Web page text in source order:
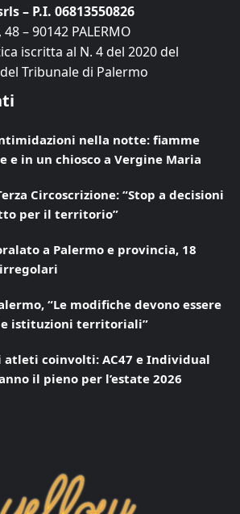
– P.I. 06813550826
– 90142 PALERMO
iscritta al N. 4 del 2020 del
Tribunale di Palermo
nella notte: fiamme
e in un chiosco a Vergine Maria
Circoscrizione: “Stop a decisioni
per il territorio”
a Palermo e provincia, 18
“Le modifiche devono essere
istituzioni territoriali”
atleti coinvolti: AC47 e Individual
il pieno per l’estate 2026